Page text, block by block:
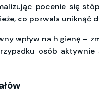
pocenie się
co pozwala uniknąć
wpływ na higienę –
osób